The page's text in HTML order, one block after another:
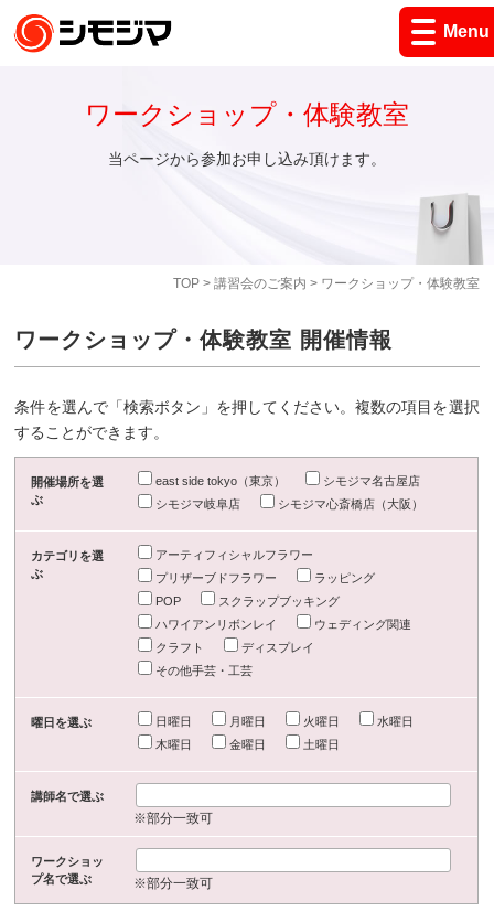
Menu
TOP> 講習会のご案内 > ワークショップ・体験教室
ワークショップ・体験教室
当ページから参加お申し込み頂けます。
ワークショップ・体験教室 開催情報
条件を選んで「検索ボタン」を押してください。複数の項目を選択
することができます。
開催場所を選
ぶ
east side tokyo（東京）
シモジマ名古屋店
シモジマ岐阜店
シモジマ心斎橋店（大阪）
カテゴリを選
ぶ
アーティフィシャルフラワー
プリザーブドフラワー
ラッピング
POP
スクラップブッキング
ハワイアンリボンレイ
ウェディング関連
クラフト
ディスプレイ
その他手芸・工芸
曜日を選ぶ 日曜日 月曜日 火曜日
水曜日
木曜日
金曜日 土曜日
講師名で選ぶ
※部分一致可
ワークショッ
プ名で選ぶ
※部分一致可